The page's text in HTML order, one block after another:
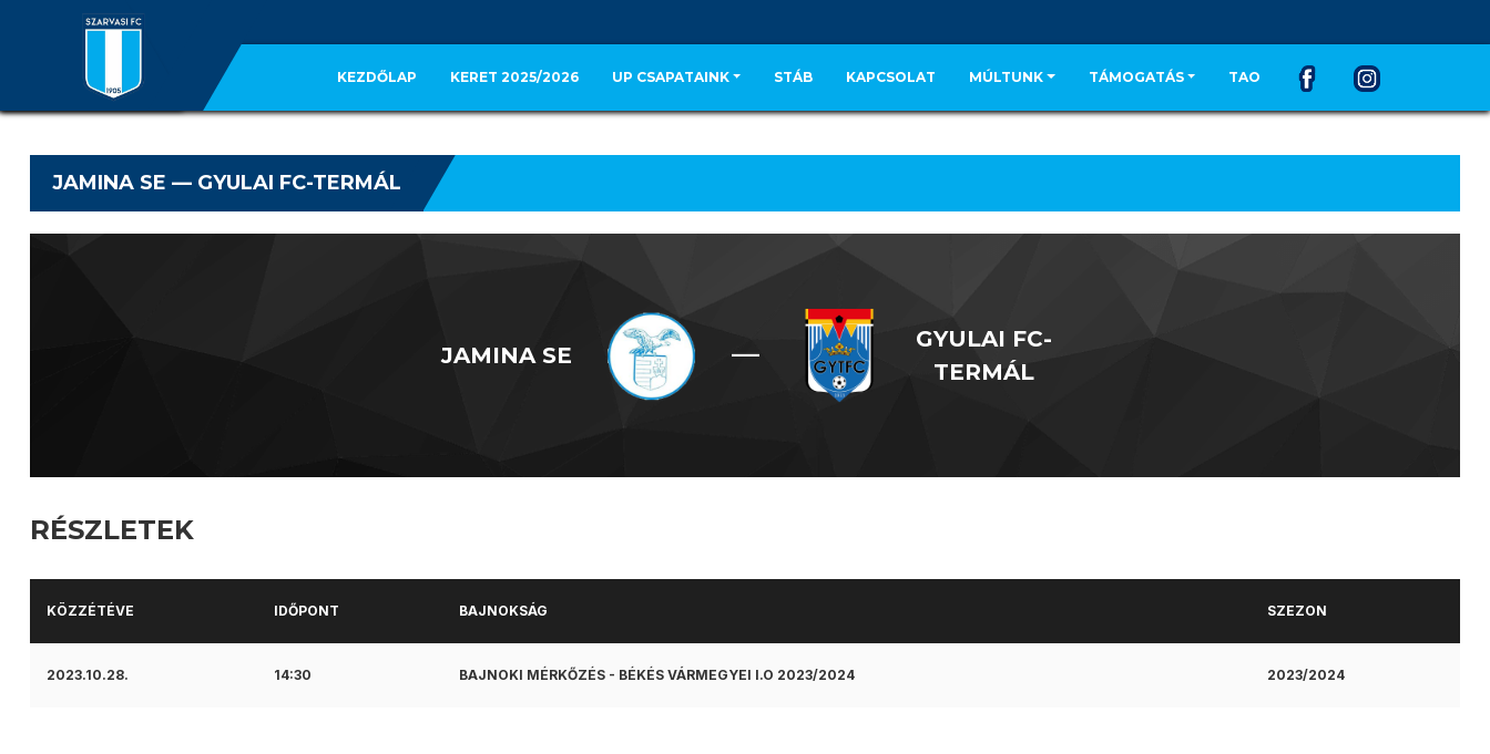
KEZDŐLAP KERET 2025/2026 UP CSAPATAINK STÁB KAPCSOLAT MÚLTUNK TÁMOGATÁS TAO
JAMINA SE — GYULAI FC-TERMÁL
JAMINA SE —
GYULAI FC-
TERMÁL
RÉSZLETEK
KÖZZÉTÉVE IDŐPONT BAJNOKSÁG SZEZON
2023.10.28. 14:30 BAJNOKI MÉRKŐZÉS - BÉKÉS VÁRMEGYEI I.O 2023/2024 2023/2024